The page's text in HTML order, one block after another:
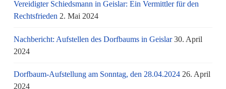
Vereidigter Schiedsmann in Geislar: Ein Vermittler für den
Rechtsfrieden 2. Mai 2024
Nachbericht: Aufstellen des Dorfbaums in Geislar 30. April
2024
Dorfbaum-Aufstellung am Sonntag, den 28.04.2024 26. April
2024